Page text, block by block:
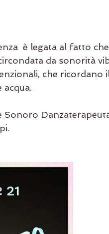
è legata al fatto
da sonorità
che ricordano